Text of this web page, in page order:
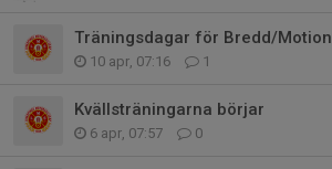
Träningsdagar för Bredd/Motion
10 apr, 07:16 1
Kvällsträningarna börjar
6 apr, 07:57 0